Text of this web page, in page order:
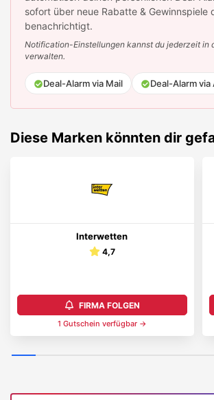
sofort über neue Rabatte & Gewinnspiele
benachrichtigt.
Notification-Einstellungen kannst du jederzeit in
verwalten.
Deal-Alarm via Mail Deal-Alarm via
Diese Marken könnten dir
Interwetten
4,7
FIRMA FOLGEN
1 Gutschein verfügbar →